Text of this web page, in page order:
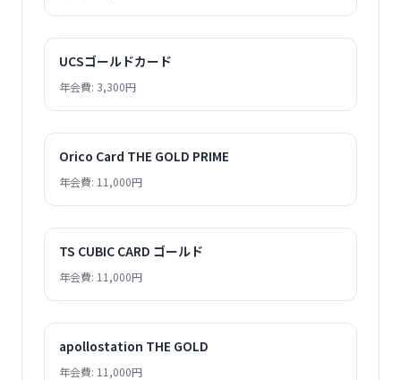
UCSゴールドカード
年会費: 3,300円
Orico Card THE GOLD PRIME
年会費: 11,000円
TS CUBIC CARD ゴールド
年会費: 11,000円
apollostation THE GOLD
年会費: 11,000円